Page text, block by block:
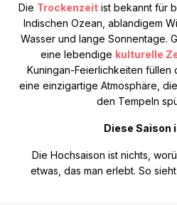
Die Trockenzeit ist bekannt für
Indischen Ozean, ablandigem
Wasser und lange Sonnentage.
eine lebendige kulturelle
Kuningan-Feierlichkeiten füllen
eine einzigartige Atmosphäre,
den Tempeln
Diese Saison
Die Hochsaison ist nichts,
etwas, das man erlebt. So